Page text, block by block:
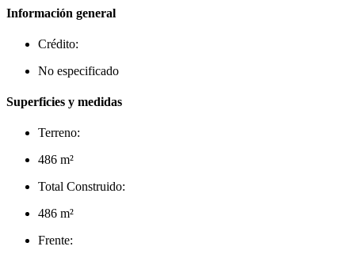
Información general
Crédito:
No especificado
Superficies y medidas
Terreno:
486 m²
Total Construido:
486 m²
Frente: